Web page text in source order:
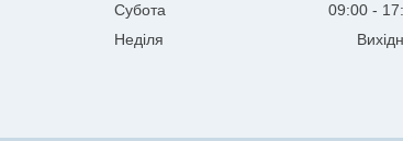
Субота
09:00
Неділя